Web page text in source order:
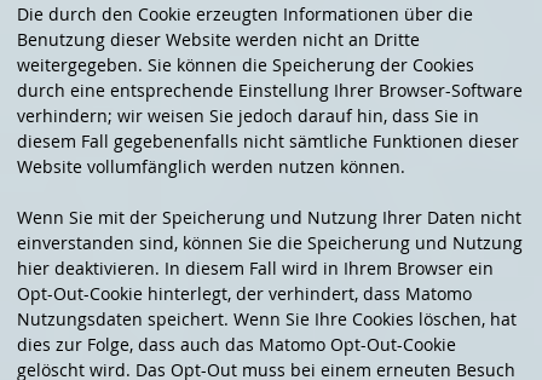
Die durch den Cookie erzeugten Informationen über die
Benutzung dieser Website werden nicht an Dritte
weitergegeben. Sie können die Speicherung der Cookies
durch eine entsprechende Einstellung Ihrer Browser-Software
verhindern; wir weisen Sie jedoch darauf hin, dass Sie in
diesem Fall gegebenenfalls nicht sämtliche Funktionen dieser
Website vollumfänglich werden nutzen können.
Wenn Sie mit der Speicherung und Nutzung Ihrer Daten nicht
einverstanden sind, können Sie die Speicherung und Nutzung
hier deaktivieren. In diesem Fall wird in Ihrem Browser ein
Opt-Out-Cookie hinterlegt, der verhindert, dass Matomo
Nutzungsdaten speichert. Wenn Sie Ihre Cookies löschen, hat
dies zur Folge, dass auch das Matomo Opt-Out-Cookie
gelöscht wird. Das Opt-Out muss bei einem erneuten Besuch